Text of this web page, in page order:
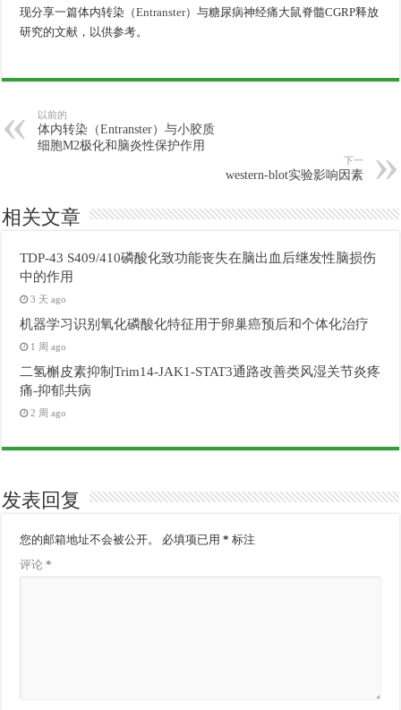
现分享一篇体内转染（Entranster）与糖尿病神经痛大鼠脊髓CGRP释放
研究的文献，以供参考。
以前的
体内转染（Entranster）与小胶质
细胞M2极化和脑炎性保护作用
下一
western-blot实验影响因素
相关文章
TDP-43 S409/410磷酸化致功能丧失在脑出血后继发性脑损伤
中的作用
3 天 ago
机器学习识别氧化磷酸化特征用于卵巢癌预后和个体化治疗
1 周 ago
二氢槲皮素抑制Trim14-JAK1-STAT3通路改善类风湿关节炎疼
痛-抑郁共病
2 周 ago
发表回复
您的邮箱地址不会被公开。 必填项已用* 标注
评论*